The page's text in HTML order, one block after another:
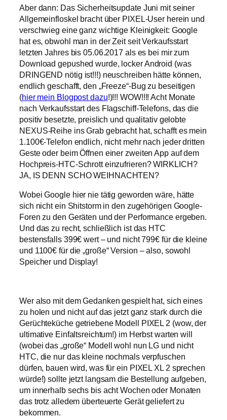
Aber dann: Das Sicherheitsupdate Juni mit seiner
Allgemeinfloskel bracht über PIXEL-User herein und
verschwieg eine ganz wichtige Kleinigkeit: Google
hat es, obwohl man in der Zeit seit Verkaufsstart
letzten Jahres bis 05.06.2017 als es bei mir zum
Download gepushed wurde, locker Android (was
DRINGEND nötig ist!!!) neuschreiben hätte können,
endlich geschafft, den „Freeze“-Bug zu beseitigen
(hier mein Blogpost dazu!)!!! WOW!!!! Acht Monate
nach Verkaufsstart des Flagschiff-Telefons, das die
positiv besetzte, preislich und qualitativ gelobte
NEXUS-Reihe ins Grab gebracht hat, schafft es mein
1.100€-Telefon endlich, nicht mehr nach jeder dritten
Geste oder beim Öffnen einer zweiten App auf dem
Hochpreis-HTC-Schrott einzufrieren? WIRKLICH?
JA, IS DENN SCHO WEIHNACHTEN?
Wobei Google hier nie tätig geworden wäre, hätte
sich nicht ein Shitstorm in den zugehörigen Google-
Foren zu den Geräten und der Performance ergeben.
Und das zu recht, schließlich ist das HTC
bestensfalls 399€ wert – und nicht 799€ für die kleine
und 1100€ für die „große“ Version – also, sowohl
Speicher und Display!
Wer also mit dem Gedanken gespielt hat, sich eines
zu holen und nicht auf das jetzt ganz stark durch die
Gerüchteküche getriebene Modell PIXEL 2 (wow, der
ultimative Einfaltsreichtum!) im Herbst warten will
(wobei das „große“ Modell wohl nun LG und nicht
HTC, die nur das kleine nochmals verpfuschen
dürfen, bauen wird, was für ein PIXEL XL 2 sprechen
würde!) sollte jetzt langsam die Bestellung aufgeben,
um innerhalb sechs bis acht Wochen oder Monaten
das trotz alledem überteuerte Gerät geliefert zu
bekommen.